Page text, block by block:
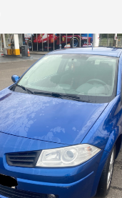
Iniciar sesión